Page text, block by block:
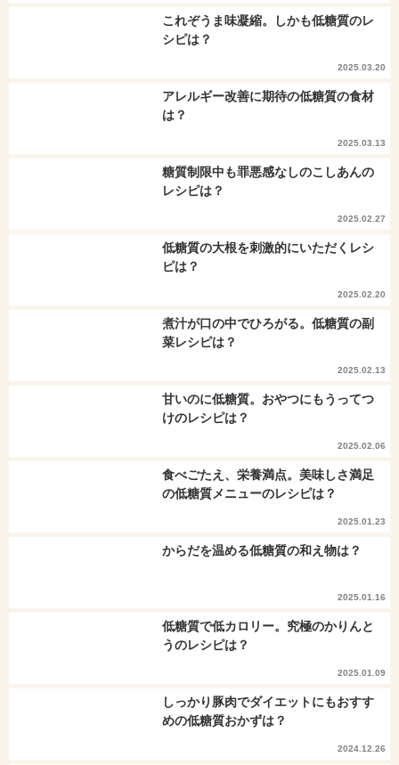
これぞうま味凝縮。しかも低糖質のレ
シピは？
2025.03.20
アレルギー改善に期待の低糖質の食材
は？
2025.03.13
糖質制限中も罪悪感なしのこしあんの
レシピは？
2025.02.27
低糖質の大根を刺激的にいただくレシ
ピは？
2025.02.20
煮汁が口の中でひろがる。低糖質の副
菜レシピは？
2025.02.13
甘いのに低糖質。おやつにもうってつ
けのレシピは？
2025.02.06
食べごたえ、栄養満点。美味しさ満足
の低糖質メニューのレシピは？
2025.01.23
からだを温める低糖質の和え物は？
2025.01.16
低糖質で低カロリー。究極のかりんと
うのレシピは？
2025.01.09
しっかり豚肉でダイエットにもおすす
めの低糖質おかずは？
2024.12.26